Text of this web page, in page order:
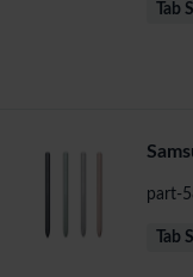
Tab
part-
Tab